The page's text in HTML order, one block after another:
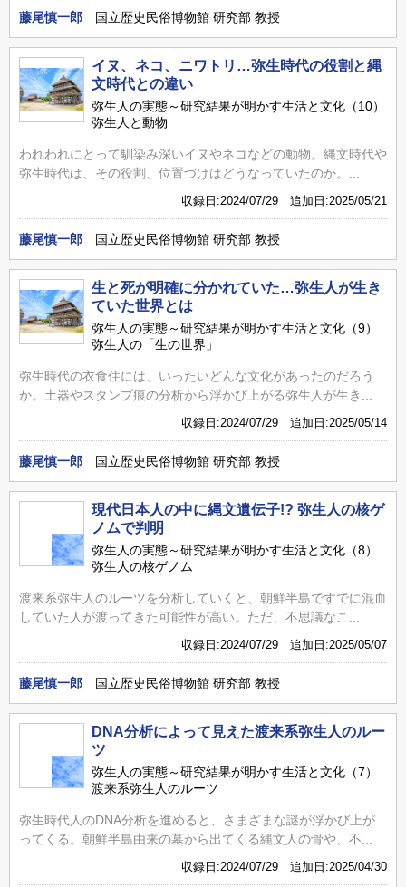
藤尾慎一郎 国立歴史民俗博物館 研究部 教授
イヌ、ネコ、ニワトリ…弥生時代の役割と縄
文時代との違い
弥生人の実態～研究結果が明かす生活と文化（10）
弥生人と動物
われわれにとって馴染み深いイヌやネコなどの動物。縄文時代や
弥生時代は、その役割、位置づけはどうなっていたのか。...
収録日:2024/07/29 追加日:2025/05/21
藤尾慎一郎 国立歴史民俗博物館 研究部 教授
生と死が明確に分かれていた…弥生人が生き
ていた世界とは
弥生人の実態～研究結果が明かす生活と文化（9）
弥生人の「生の世界」
弥生時代の衣食住には、いったいどんな文化があったのだろう
か。土器やスタンプ痕の分析から浮かび上がる弥生人が生き...
収録日:2024/07/29 追加日:2025/05/14
藤尾慎一郎 国立歴史民俗博物館 研究部 教授
現代日本人の中に縄文遺伝子!? 弥生人の核ゲ
ノムで判明
弥生人の実態～研究結果が明かす生活と文化（8）
弥生人の核ゲノム
渡来系弥生人のルーツを分析していくと、朝鮮半島ですでに混血
していた人が渡ってきた可能性が高い。ただ、不思議なこ...
収録日:2024/07/29 追加日:2025/05/07
藤尾慎一郎 国立歴史民俗博物館 研究部 教授
DNA分析によって見えた渡来系弥生人のルー
ツ
弥生人の実態～研究結果が明かす生活と文化（7）
渡来系弥生人のルーツ
弥生時代人のDNA分析を進めると、さまざまな謎が浮かび上が
ってくる。朝鮮半島由来の墓から出てくる縄文人の骨や、不...
収録日:2024/07/29 追加日:2025/04/30